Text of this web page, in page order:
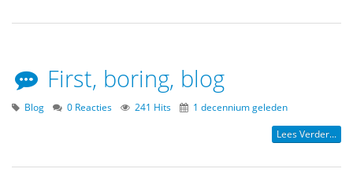
First, boring, blog
Blog 0 Reacties 241 Hits 1 decennium geleden
Lees Verder...